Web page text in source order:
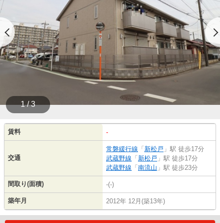
1 / 3
賃料 -
交通
常磐緩行線 「 新松戸 」駅 徒歩17分
武蔵野線 「 新松戸 」駅 徒歩17分
武蔵野線 「 南流山 」駅 徒歩23分
間取り(面積) -(-)
築年月 2012年 12月(築13年)